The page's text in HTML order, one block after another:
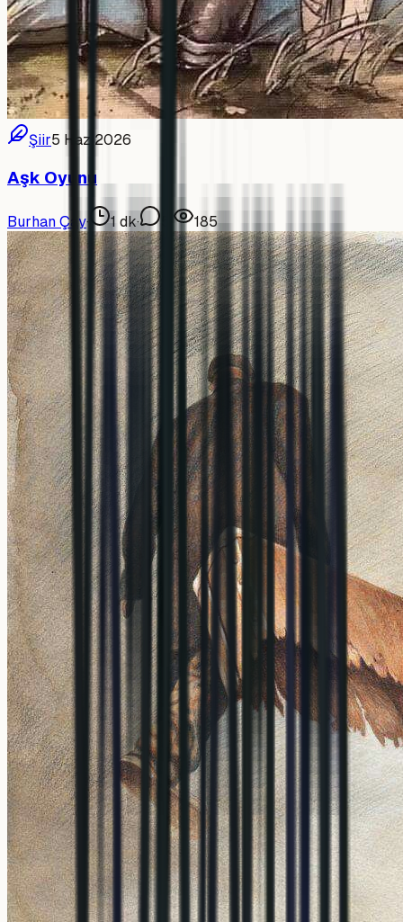
Şiir5 Haz 2026
Aşk Oyunu
Burhan Çay· 1 dk· 185